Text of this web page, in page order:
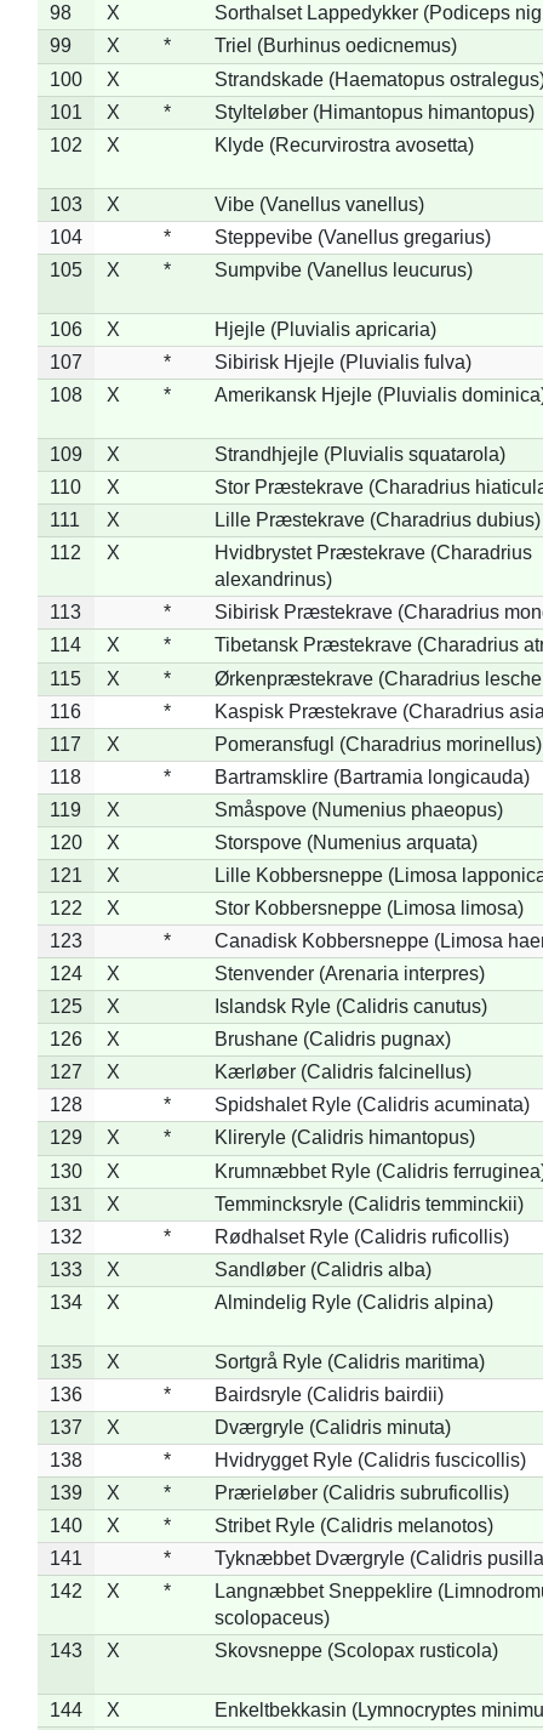
98 X
Sorthalset Lappedykker (Podiceps
99
X *
Triel (Burhinus oedicnemus)
100
X
Strandskade (Haematopus
101
X *
Stylteløber (Himantopus himantopus)
102
X Klyde (Recurvirostra avosetta)
103 X
Vibe (Vanellus vanellus)
104
*
Steppevibe (Vanellus gregarius)
105
X * Sumpvibe (Vanellus leucurus)
106 X
Hjejle (Pluvialis apricaria)
107
*
Sibirisk Hjejle (Pluvialis fulva)
108
X * Amerikansk Hjejle (Pluvialis
109 X
Strandhjejle (Pluvialis squatarola)
110
X
Stor Præstekrave (Charadrius
111
X
Lille Præstekrave (Charadrius dubius)
112
X
Hvidbrystet Præstekrave (Charadrius
alexandrinus)
113
*
Sibirisk Præstekrave (Charadrius
114
X *
Tibetansk Præstekrave (Charadrius
115
X *
Ørkenpræstekrave (Charadrius
116
*
Kaspisk Præstekrave (Charadrius
117
X
Pomeransfugl (Charadrius morinellus)
118
*
Bartramsklire (Bartramia longicauda)
119
X
Småspove (Numenius phaeopus)
120
X
Storspove (Numenius arquata)
121
X
Lille Kobbersneppe (Limosa
122
X
Stor Kobbersneppe (Limosa limosa)
123
*
Canadisk Kobbersneppe (Limosa
124
X
Stenvender (Arenaria interpres)
125
X
Islandsk Ryle (Calidris canutus)
126
X
Brushane (Calidris pugnax)
127
X
Kærløber (Calidris falcinellus)
128
*
Spidshalet Ryle (Calidris acuminata)
129
X *
Klireryle (Calidris himantopus)
130
X
Krumnæbbet Ryle (Calidris
131
X
Temmincksryle (Calidris temminckii)
132
*
Rødhalset Ryle (Calidris ruficollis)
133
X
Sandløber (Calidris alba)
134
X Almindelig Ryle (Calidris alpina)
135 X
Sortgrå Ryle (Calidris maritima)
136
*
Bairdsryle (Calidris bairdii)
137
X
Dværgryle (Calidris minuta)
138
*
Hvidrygget Ryle (Calidris fuscicollis)
139
X *
Prærieløber (Calidris subruficollis)
140
X *
Stribet Ryle (Calidris melanotos)
141
*
Tyknæbbet Dværgryle (Calidris
142
X *
Langnæbbet Sneppeklire
scolopaceus)
143
X Skovsneppe (Scolopax rusticola)
144 X
Enkeltbekkasin (Lymnocryptes